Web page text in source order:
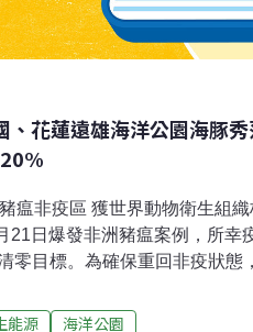
、花蓮遠雄海洋公園海豚
瘟非疫區 獲世界動物衛生組
21日爆發非洲豬瘟案例，所幸
零目標。為確保重回非疫狀態
可，恢復為非洲豬瘟自我聲明
能源 海洋公園